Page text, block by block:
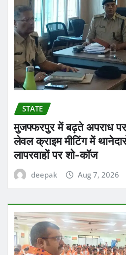
STATE
मुजफ्फरपुर में बढ़ते अपराध
लेवल क्राइम मीटिंग में
लापरवाहों पर शो-कॉज
deepak Aug 7, 2026